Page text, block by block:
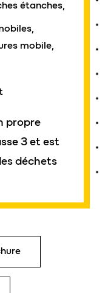
étanches,
mobile,
propre
3 et est
déchets